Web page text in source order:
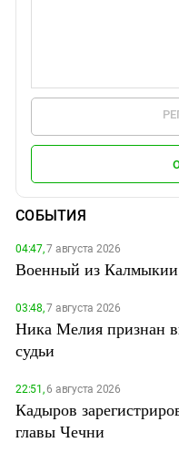
СОБЫТИЯ
04:47,7 августа 2026
Военный из
03:48,7 августа 2026
Ника Мелия признан
судьи
22:51,6 августа 2026
Кадыров
главы Чечни